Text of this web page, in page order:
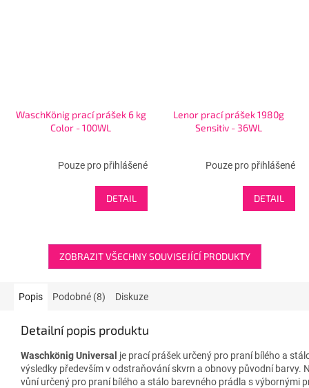
WaschKönig prací prášek 6 kg
Color - 100WL
Pouze pro přihlášené
DETAIL
Lenor prací prášek 1980g
Sensitiv - 36WL
Pouze pro přihlášené
DETAIL
ZOBRAZIT VŠECHNY SOUVISEJÍCÍ PRODUKTY
Popis Podobné (8) Diskuze
Detailní popis produktu
Waschkönig Universal je prací prášek určený pro praní bílého a
výsledky především v odstraňování skvrn a obnovy původní barvy.
vůní určený pro praní bílého a stálo barevného prádla s výbornými